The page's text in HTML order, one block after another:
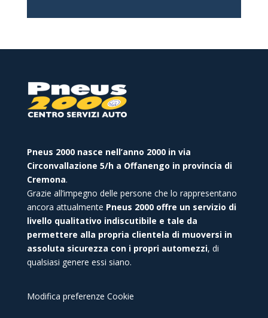
Pneus 2000 nasce nell’anno 2000 in via
Circonvallazione 5/h a Offanengo in provincia di
Cremona.
Grazie all’impegno delle persone che lo rappresentano
ancora attualmente Pneus 2000 offre un servizio di
livello qualitativo indiscutibile e tale da
permettere alla propria clientela di muoversi in
assoluta sicurezza con i propri automezzi, di
qualsiasi genere essi siano.
Modifica preferenze Cookie